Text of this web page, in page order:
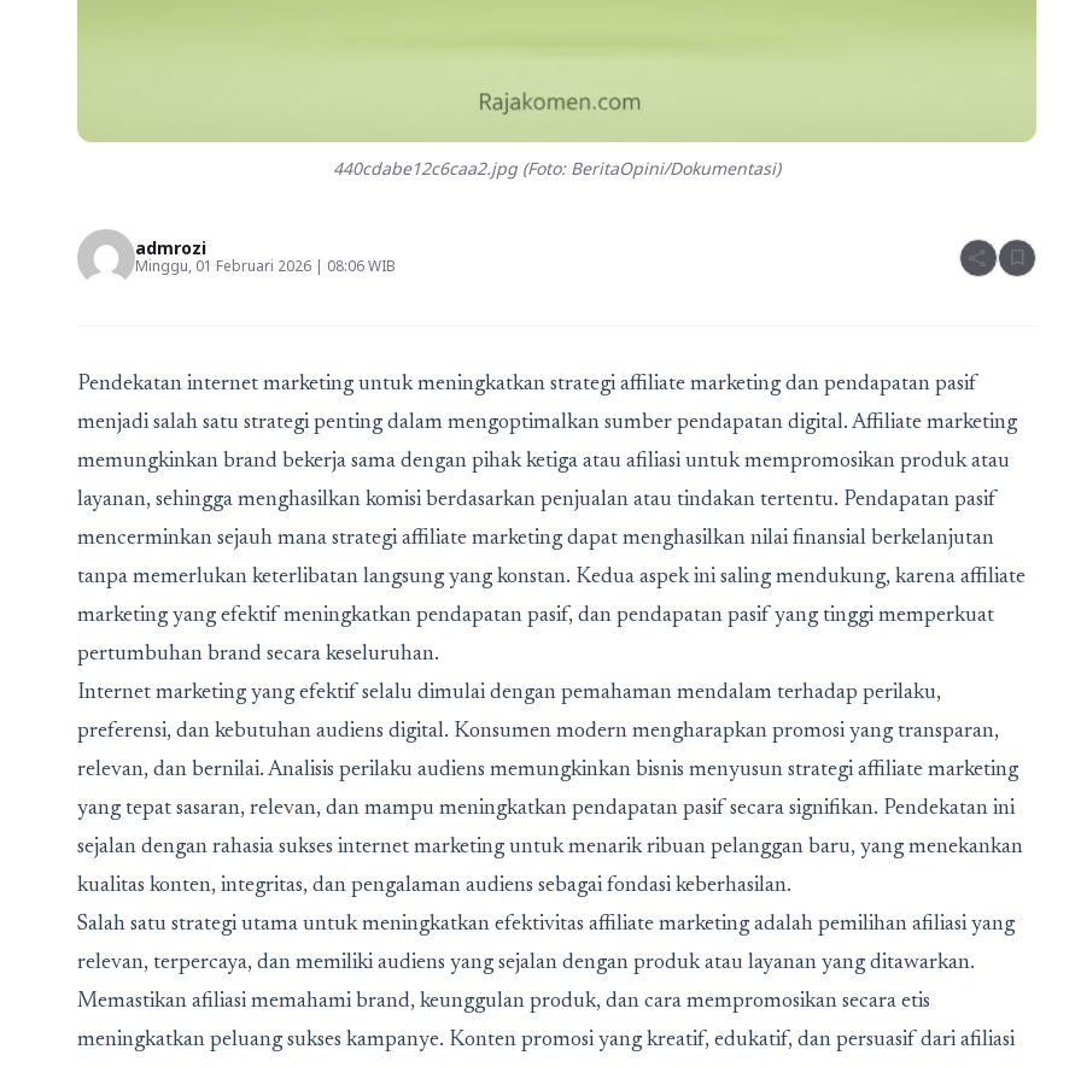
440cdabe12c6caa2.jpg (Foto: BeritaOpini/Dokumentasi)
admrozi
Minggu, 01 Februari 2026 | 08:06 WIB share bookmark
Pendekatan internet marketing untuk meningkatkan strategi affiliate marketing dan pendapatan pasif
menjadi salah satu strategi penting dalam mengoptimalkan sumber pendapatan digital. Affiliate marketing
memungkinkan brand bekerja sama dengan pihak ketiga atau afiliasi untuk mempromosikan produk atau
layanan, sehingga menghasilkan komisi berdasarkan penjualan atau tindakan tertentu. Pendapatan pasif
mencerminkan sejauh mana strategi affiliate marketing dapat menghasilkan nilai finansial berkelanjutan
tanpa memerlukan keterlibatan langsung yang konstan. Kedua aspek ini saling mendukung, karena affiliate
marketing yang efektif meningkatkan pendapatan pasif, dan pendapatan pasif yang tinggi memperkuat
pertumbuhan brand secara keseluruhan.
Internet marketing yang efektif selalu dimulai dengan pemahaman mendalam terhadap perilaku,
preferensi, dan kebutuhan audiens digital. Konsumen modern mengharapkan promosi yang transparan,
relevan, dan bernilai. Analisis perilaku audiens memungkinkan bisnis menyusun strategi affiliate marketing
yang tepat sasaran, relevan, dan mampu meningkatkan pendapatan pasif secara signifikan. Pendekatan ini
sejalan dengan rahasia sukses internet marketing untuk menarik ribuan pelanggan baru, yang menekankan
kualitas konten, integritas, dan pengalaman audiens sebagai fondasi keberhasilan.
Salah satu strategi utama untuk meningkatkan efektivitas affiliate marketing adalah pemilihan afiliasi yang
relevan, terpercaya, dan memiliki audiens yang sejalan dengan produk atau layanan yang ditawarkan.
Memastikan afiliasi memahami brand, keunggulan produk, dan cara mempromosikan secara etis
meningkatkan peluang sukses kampanye. Konten promosi yang kreatif, edukatif, dan persuasif dari afiliasi